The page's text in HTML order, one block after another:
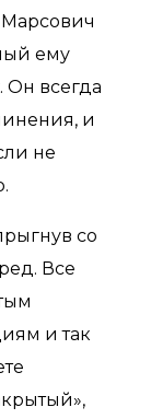
Марсович
ему
Он всегда
и
не
со
Все
и так